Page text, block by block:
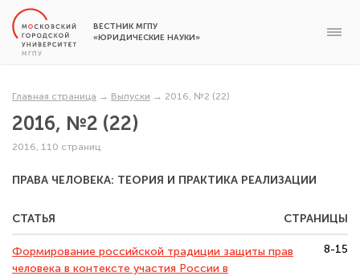
ВЕСТНИК МГПУ
«ЮРИДИЧЕСКИЕ НАУКИ»
Главная страница → Выпуски → 2016, №2 (22)
2016, №2 (22)
2016, 110 страниц
ПРАВА ЧЕЛОВЕКА: ТЕОРИЯ И ПРАКТИКА РЕАЛИЗАЦИИ
СТАТЬЯ СТРАНИЦЫ
Формирование российской традиции защиты прав
человека в контексте участия России в
8-15